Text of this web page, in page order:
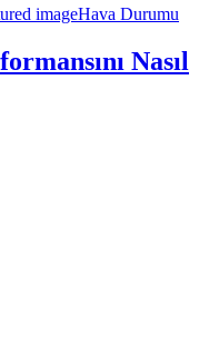
Hava Durumu
Nasıl